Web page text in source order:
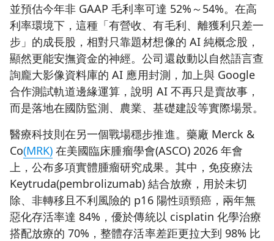
並預估今年非 GAAP 毛利率可達 52%～54%。在高
利率環境下，這種「有營收、有毛利、離獲利只差一
步」的成長股，相對只靠題材想像的 AI 純概念股，
顯然更能安撫資金的神經。公司還啟動以自然語言查
詢龐大影像資料庫的 AI 應用封測，加上與 Google
合作測試軌道邊緣運算，說明 AI 不再只是賣故事，
而是落地在國防監測、農業、基礎建設等實際場景。
醫療科技則在另一個戰場穩步推進。藥廠 Merck &
Co(MRK) 在美國臨床腫瘤學會(ASCO) 2026 年會
上，公布多項實體腫瘤研究成果。其中，免疫療法
Keytruda(pembrolizumab) 結合放療，用於未切
除、非轉移且不利風險的 p16 陽性頭頸癌，兩年無
惡化存活率達 84%，優於傳統以 cisplatin 化學治療
搭配放療的 70%，整體存活率差距更拉大到 98% 比